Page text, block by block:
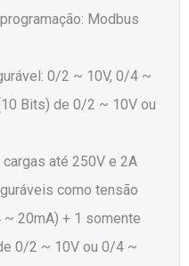
Modbus
0/2 ~ 10V, 0/4 ~
Bits) de 0/2 ~ 10V ou
até 250V e 2A
como tensão
20mA) + 1 somente
0/2 ~ 10V ou 0/4 ~